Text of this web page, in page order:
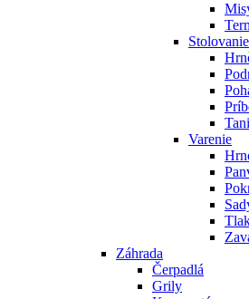
Stolovanie
Varenie
Záhrada
Čerpadlá
Grily